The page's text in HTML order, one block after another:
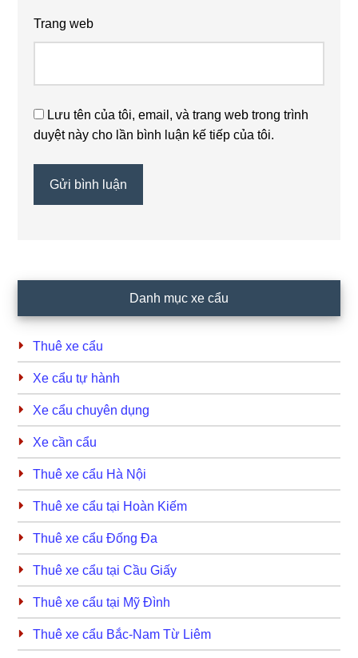
Trang web
Lưu tên của tôi, email, và trang web trong trình
duyệt này cho lần bình luận kế tiếp của tôi.
Sidebar
Danh mục xe cẩu
Thuê xe cẩu
Xe cẩu tự hành
Xe cẩu chuyên dụng
Xe cần cẩu
Thuê xe cẩu Hà Nội
Thuê xe cẩu tại Hoàn Kiếm
Thuê xe cẩu Đống Đa
Thuê xe cẩu tại Cầu Giấy
Thuê xe cẩu tại Mỹ Đình
Thuê xe cẩu Bắc-Nam Từ Liêm